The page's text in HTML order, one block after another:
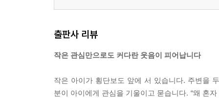
출판사 리뷰
작은 관심만으로도 커다란 웃음이 피어납니다
작은 아이가 횡단보도 앞에 서 있습니다. 주변을
분이 아이에게 관심을 기울이고 묻습니다. “왜 혼